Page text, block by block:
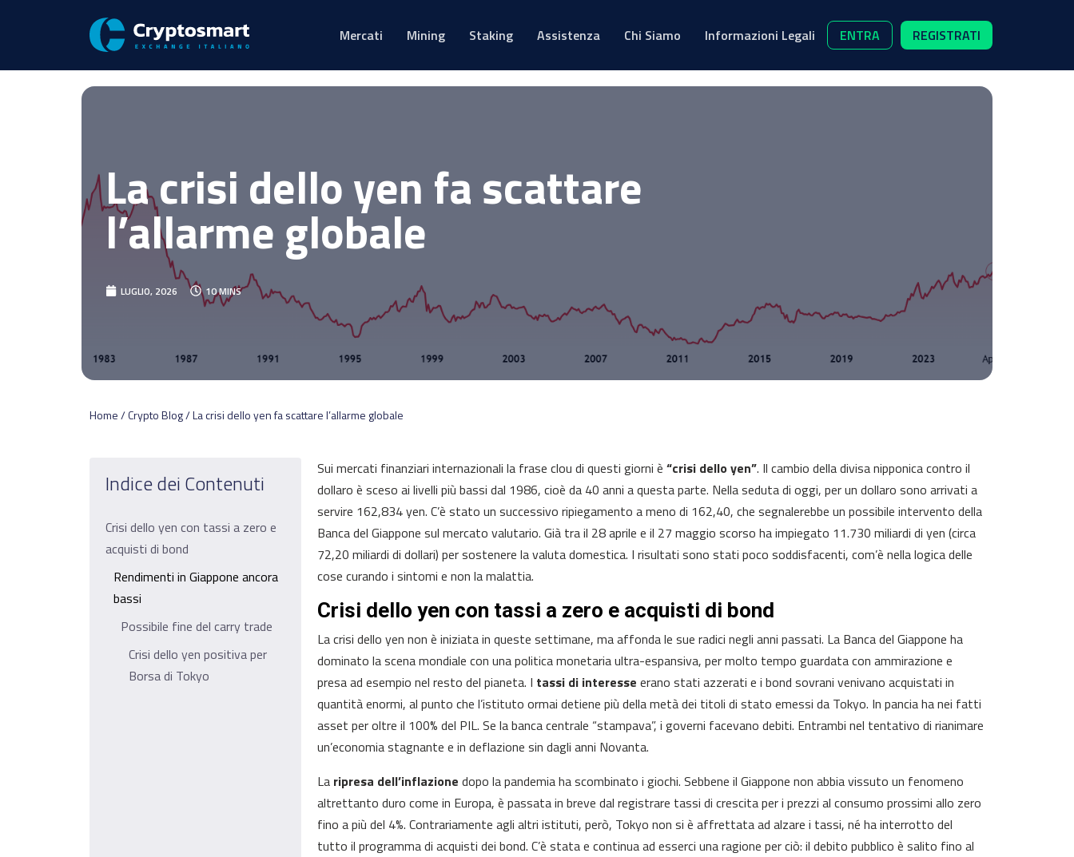
Mercati Mining Staking Assistenza Chi Siamo Informazioni Legali ENTRA REGISTRATI
La crisi dello yen fa scattare
l’allarme globale
LUGLIO, 2026 10 MINS
Home / Crypto Blog / La crisi dello yen fa scattare l’allarme globale
Indice dei Contenuti
Crisi dello yen con tassi a zero e
acquisti di bond
Rendimenti in Giappone ancora
bassi
Possibile fine del carry trade
Crisi dello yen positiva per
Borsa di Tokyo
Sui mercati finanziari internazionali la frase clou di questi giorni è “crisi dello yen”. Il cambio della divisa nipponica contro il
dollaro è sceso ai livelli più bassi dal 1986, cioè da 40 anni a questa parte. Nella seduta di oggi, per un dollaro sono arrivati a
servire 162,834 yen. C’è stato un successivo ripiegamento a meno di 162,40, che segnalerebbe un possibile intervento della
Banca del Giappone sul mercato valutario. Già tra il 28 aprile e il 27 maggio scorso ha impiegato 11.730 miliardi di yen (circa
72,20 miliardi di dollari) per sostenere la valuta domestica. I risultati sono stati poco soddisfacenti, com’è nella logica delle
cose curando i sintomi e non la malattia.
Crisi dello yen con tassi a zero e acquisti di bond
La crisi dello yen non è iniziata in queste settimane, ma affonda le sue radici negli anni passati. La Banca del Giappone ha
dominato la scena mondiale con una politica monetaria ultra-espansiva, per molto tempo guardata con ammirazione e
presa ad esempio nel resto del pianeta. I tassi di interesse erano stati azzerati e i bond sovrani venivano acquistati in
quantità enormi, al punto che l’istituto ormai detiene più della metà dei titoli di stato emessi da Tokyo. In pancia ha nei fatti
asset per oltre il 100% del PIL. Se la banca centrale “stampava”, i governi facevano debiti. Entrambi nel tentativo di rianimare
un’economia stagnante e in deflazione sin dagli anni Novanta.
La ripresa dell’inflazione dopo la pandemia ha scombinato i giochi. Sebbene il Giappone non abbia vissuto un fenomeno
altrettanto duro come in Europa, è passata in breve dal registrare tassi di crescita per i prezzi al consumo prossimi allo zero
fino a più del 4%. Contrariamente agli altri istituti, però, Tokyo non si è affrettata ad alzare i tassi, né ha interrotto del
tutto il programma di acquisti dei bond. C’è stata e continua ad esserci una ragione per ciò: il debito pubblico è salito fino al